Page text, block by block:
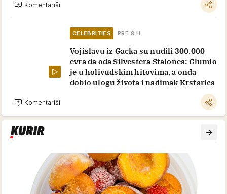
Komentariši
CELEBRITIES PRE 9 H
Vojislavu iz Gacka su nudili 300.000
evra da oda Silvestera Stalonea: Glumio
je u holivudskim hitovima, a onda
dobio ulogu života i nadimak Krstarica
Komentariši